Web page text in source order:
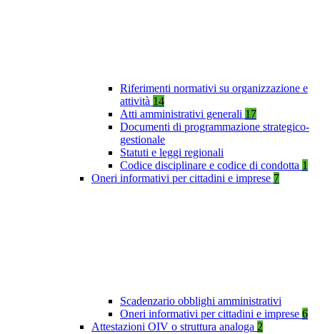
Riferimenti normativi su organizzazione e
attività 14
Atti amministrativi generali 17
Documenti di programmazione strategico-
gestionale
Statuti e leggi regionali
Codice disciplinare e codice di condotta 1
Oneri informativi per cittadini e imprese 7
Scadenzario obblighi amministrativi
Oneri informativi per cittadini e imprese 6
Attestazioni OIV o struttura analoga 2